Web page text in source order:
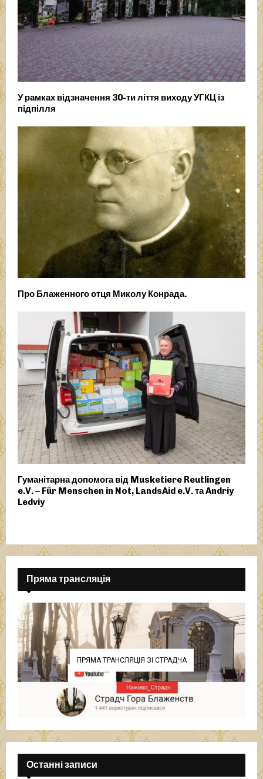
У рамках відзначення 30-ти ліття виходу УГКЦ із
підпілля
Про Блаженного отця Миколу Конрада.
Гуманітарна допомога від Musketiere Reutlingen
e.V. – Für Menschen in Not, LandsAid e.V. та Andriy
Ledviy
Пряма трансляція
ПРЯМА ТРАНСЛЯЦІЯ ЗІ СТРАДЧА
Останні записи